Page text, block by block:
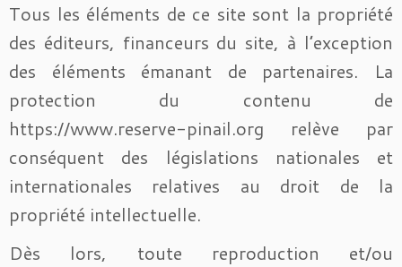
Tous les éléments de ce site sont la propriété
des éditeurs, financeurs du site, à l’exception
des éléments émanant de partenaires. La
protection du contenu de
https://www.reserve-pinail.org relève par
conséquent des législations nationales et
internationales relatives au droit de la
propriété intellectuelle.
Dès lors, toute reproduction et/ou